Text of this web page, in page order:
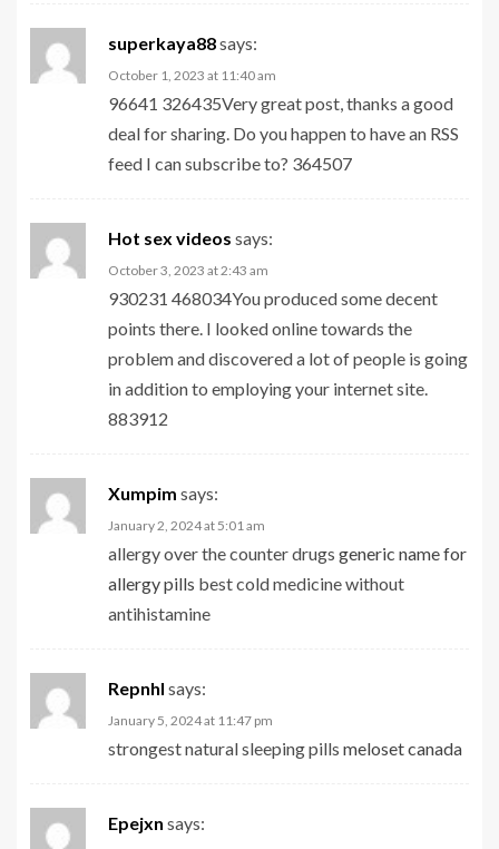
superkaya88says:
October 1, 2023 at 11:40 am
96641 326435Very great post, thanks a good
deal for sharing. Do you happen to have an RSS
feed I can subscribe to? 364507
Hot sex videos says:
October 3, 2023 at 2:43 am
930231 468034You produced some decent
points there. I looked online towards the
problem and discovered a lot of people is going
in addition to employing your internet site.
883912
Xumpim says:
January 2, 2024 at 5:01 am
allergy over the counter drugs generic name for
allergy pills best cold medicine without
antihistamine
Repnhl says:
January 5, 2024 at 11:47 pm
strongest natural sleeping pills meloset canada
Epejxn says: